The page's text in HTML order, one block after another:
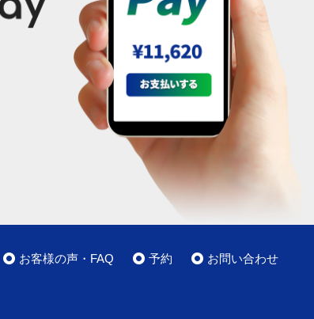
お客様の声・FAQ 予約 お問い合わせ